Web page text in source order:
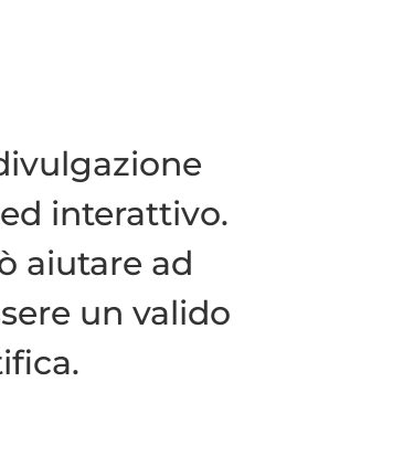
interattivo.
aiutare ad
un valido